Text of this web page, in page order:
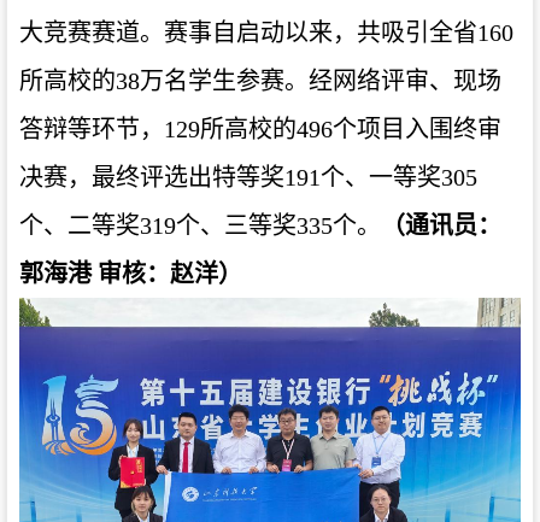
大竞赛赛道。赛事自启动以来，共吸引全省160
所高校的38万名学生参赛。经网络评审、现场
答辩等环节，129所高校的496个项目入围终审
决赛，最终评选出特等奖191个、一等奖305
个、二等奖319个、三等奖335个。
（通讯员：
郭海港 审核：赵洋）